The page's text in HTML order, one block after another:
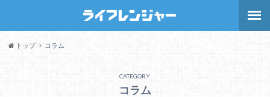
トップ コラム
CATEGORY
コラム